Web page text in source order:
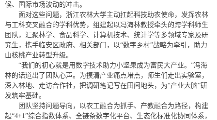
候、国际市场波动的冲击。
面对这些问题，浙江农林大学主动扛起科技助农使命，发挥农林
与工科交叉融合的学科优势，组建起以冯海林教授牵头的跨学科师生
团队，汇聚林学、食品科学、计算机技术、统计学等多领域专家及研
究生，携手临安区政府、相关部门，以“数字乡村”战略为牵引，助力
山核桃产业转型升级。
“我们的初心就是用数字技术助力小坚果成为富民大产业。”冯海
林的话道出了团队心声。为摸清产业痛点堵点，师生们走出实验室，
深入林地、走访合作社，把调研笔记写在田间地头，为“产业大脑”研
发筑牢基础。
团队坚持问题导向，以农工融合为抓手、产教融合为路径，构建
起“4+1”综合指数体系、全链条数字化平台、生态化标准化协同体系，